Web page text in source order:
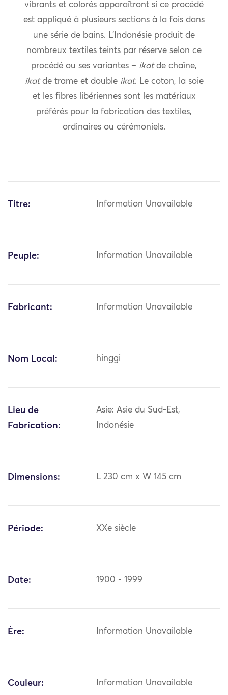
vibrants et colorés apparaîtront si ce procédé
est appliqué à plusieurs sections à la fois dans
une série de bains. L’Indonésie produit de
nombreux textiles teints par réserve selon ce
procédé ou ses variantes – ikatde chaîne,
ikatde trame et double ikat. Le coton, la soie
et les fibres libériennes sont les matériaux
préférés pour la fabrication des textiles,
ordinaires ou cérémoniels.
Titre: Information Unavailable
Peuple: Information Unavailable
Fabricant: Information Unavailable
Nom Local: hinggi
Lieu de
Fabrication:
Asie: Asie du Sud-Est,
Indonésie
Dimensions: L 230 cm x W 145 cm
Période: XXe siècle
Date: 1900 - 1999
Ère: Information Unavailable
Couleur: Information Unavailable